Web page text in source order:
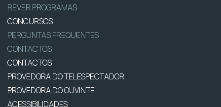
REVER PROGRAMAS
CONCURSOS
PERGUNTAS FREQUENTES
CONTACTOS
CONTACTOS
PROVEDORA DO TELESPECTADOR
PROVEDORA DO OUVINTE
ACESSIBILIDADES